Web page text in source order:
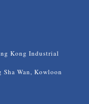
Kong Industrial
Sha Wan, Kowloon